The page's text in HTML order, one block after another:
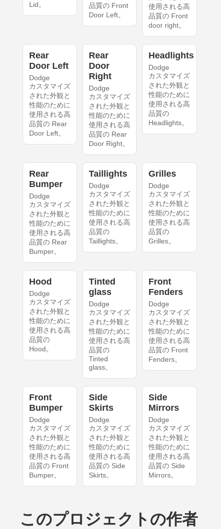
Lid。
品質の Front
Door Left。
使用される高
品質の Front
door right。
Rear
Door Left
Dodge
カスタマイズ
された外観と
性能のために
使用される高
品質の Rear
Door Left。
Rear
Door
Right
Dodge
カスタマイズ
された外観と
性能のために
使用される高
品質の Rear
Door Right。
Headlights
Dodge
カスタマイズ
された外観と
性能のために
使用される高
品質の
Headlights。
Rear
Bumper
Dodge
カスタマイズ
された外観と
性能のために
使用される高
品質の Rear
Bumper。
Taillights
Dodge
カスタマイズ
された外観と
性能のために
使用される高
品質の
Taillights。
Grilles
Dodge
カスタマイズ
された外観と
性能のために
使用される高
品質の
Grilles。
Hood
Dodge
カスタマイズ
された外観と
性能のために
使用される高
品質の
Hood。
Tinted
glass
Dodge
カスタマイズ
された外観と
性能のために
使用される高
品質の
Tinted
glass。
Front
Fenders
Dodge
カスタマイズ
された外観と
性能のために
使用される高
品質の Front
Fenders。
Front
Bumper
Dodge
カスタマイズ
された外観と
性能のために
使用される高
品質の Front
Bumper。
Side
Skirts
Dodge
カスタマイズ
された外観と
性能のために
使用される高
品質の Side
Skirts。
Side
Mirrors
Dodge
カスタマイズ
された外観と
性能のために
使用される高
品質の Side
Mirrors。
このプロジェクトの作者